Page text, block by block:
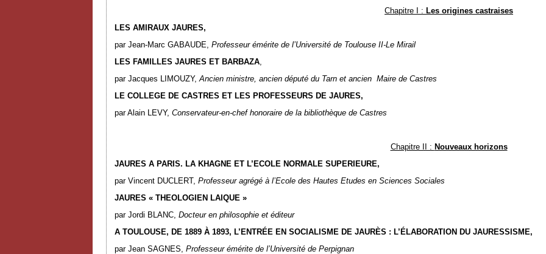
Chapitre I : Les origines castraises
LES AMIRAUX JAURES,
par Jean-Marc GABAUDE, Professeur émérite de l’Université de Toulouse II-Le Mirail
LES FAMILLES JAURES ET BARBAZA,
par Jacques LIMOUZY,Ancien ministre, ancien député du Tarn et ancien Maire de Castres
LE COLLEGE DE CASTRES ET LES PROFESSEURS DE JAURES,
par Alain LEVY, Conservateur-en-chef honoraire de la bibliothèque de Castres
Chapitre II : Nouveaux horizons
JAURES A PARIS. LA KHAGNE ET L’ECOLE NORMALE SUPERIEURE,
par Vincent DUCLERT, Professeur agrégé à l’Ecole des Hautes Etudes en Sciences Sociales
JAURES « THEOLOGIEN LAIQUE »
par Jordi BLANC, Docteur en philosophie et éditeur
A TOULOUSE, DE 1889 À 1893, L’ENTRÉE EN SOCIALISME DE JAURÈS : L’ÉLABORATION DU JAURESSISME,
par Jean SAGNES, Professeur émérite de l’Université de Perpignan